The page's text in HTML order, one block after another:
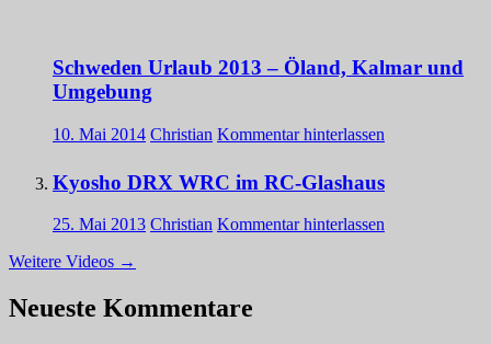
Schweden Urlaub 2013 – Öland, Kalmar und
Umgebung
10. Mai 2014 Christian Kommentar hinterlassen
Kyosho DRX WRC im RC-Glashaus
25. Mai 2013 Christian Kommentar hinterlassen
Weitere Videos →
Neueste Kommentare